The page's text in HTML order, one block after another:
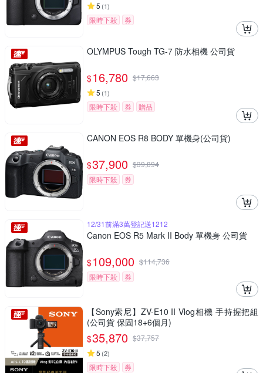
5 (1)
限時下殺 券
OLYMPUS Tough TG-7 防水相機 公司貨
$16,780 $17,663
5 (1)
限時下殺 券 贈品
CANON EOS R8 BODY 單機身(公司貨)
$37,900 $39,894
限時下殺
券
12/31前滿3萬登記送1212
Canon EOS R5 Mark II Body 單機身 公司貨
$109,000 $114,736
限時下殺
券
【Sony索尼】ZV-E10 II Vlog相機 手持握把組
(公司貨 保固18+6個月)
$35,870 $37,757
5 (2)
限時下殺 券